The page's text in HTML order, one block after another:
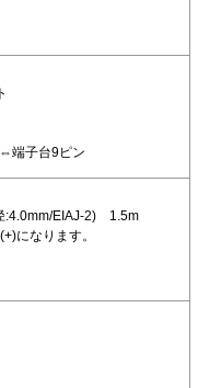
端子台9ピン
:4.0mm/EIAJ-2) 1.5m
になります。